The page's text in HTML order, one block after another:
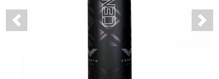
Previous Next